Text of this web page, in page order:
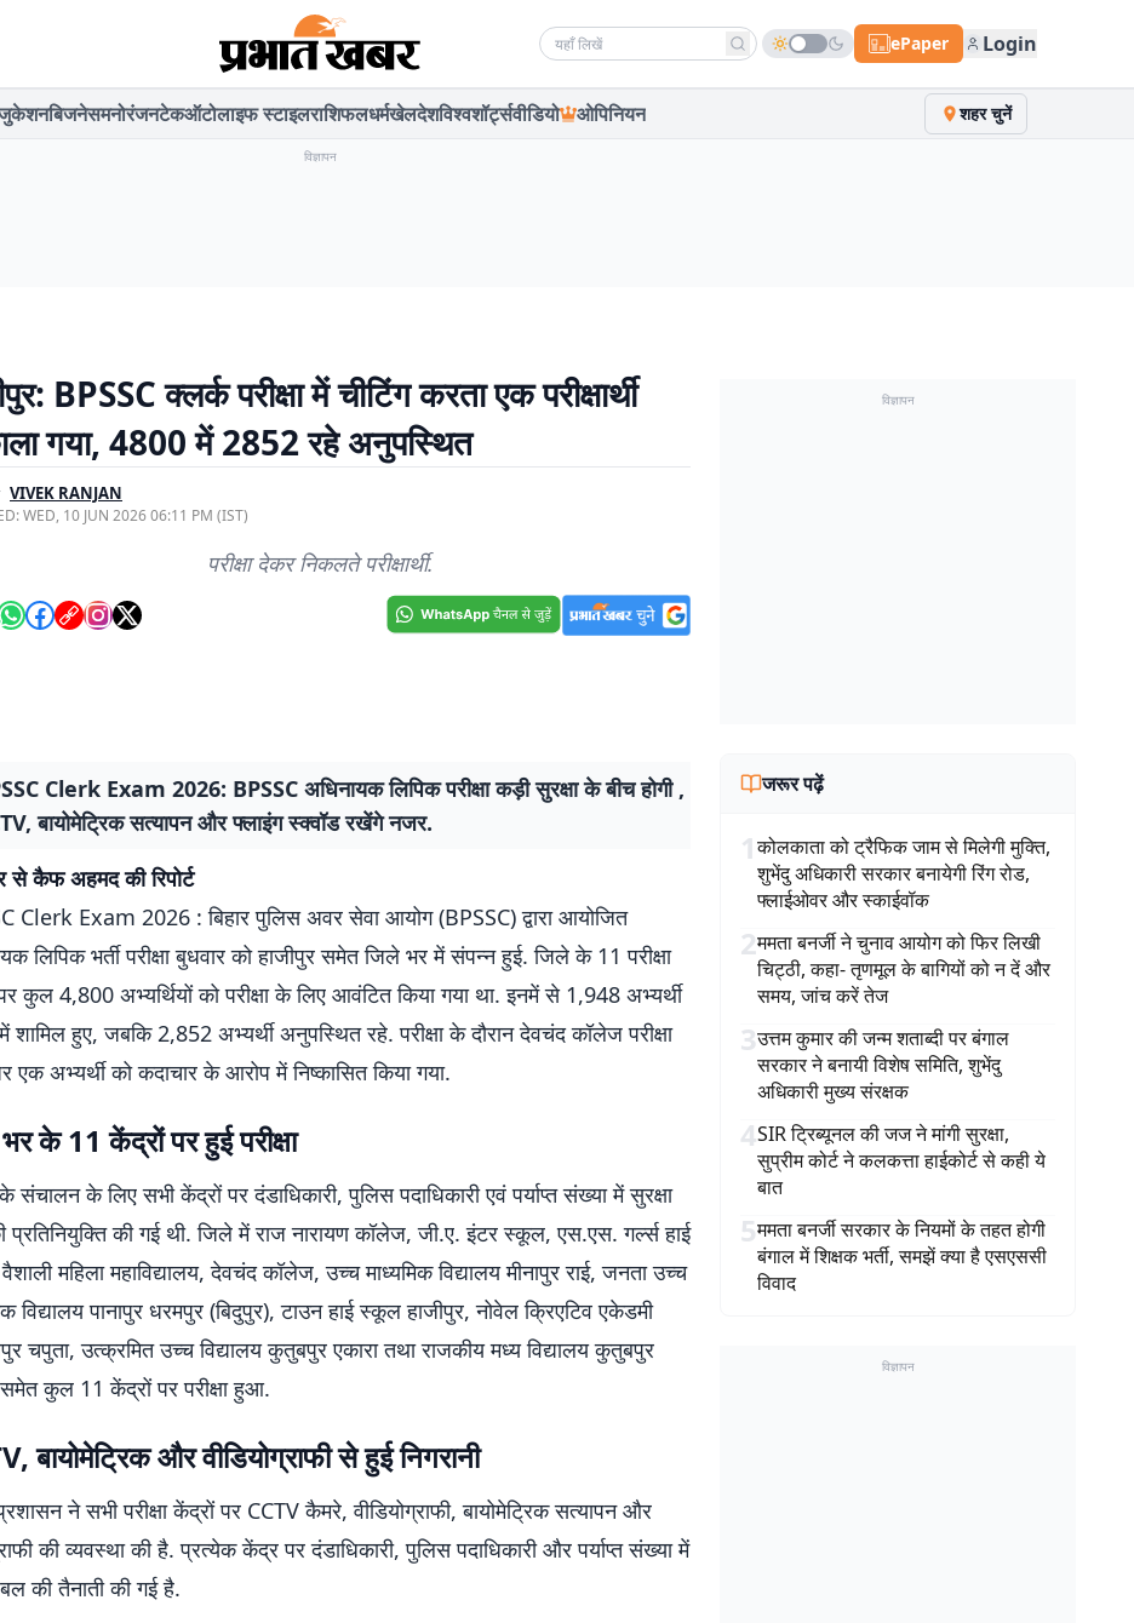
Search news ePaper Login
बिजनेसमनोरंजनटेकऑटोलाइफ स्टाइलराशिफलधर्मखेलदेशविश्वशॉर्ट्सवीडियो ओपिनियन शहर चुनें
विज्ञापन
BPSSC क्लर्क परीक्षा में चीटिंग करता एक परीक्षार्थी
गया, 4800 में 2852 रहे अनुपस्थित
VIVEK RANJAN
WED, 10 JUN 2026 06:11 PM (IST)
परीक्षा देकर निकलते परीक्षार्थी.
Clerk Exam 2026: BPSSC अधिनायक लिपिक परीक्षा कड़ी सुरक्षा के बीच होगी ,
बायोमेट्रिक सत्यापन और फ्लाइंग स्क्वॉड रखेंगे नजर.
से कैफ अहमद की रिपोर्ट
Clerk Exam 2026 : बिहार पुलिस अवर सेवा आयोग (BPSSC) द्वारा आयोजित
लिपिक भर्ती परीक्षा बुधवार को हाजीपुर समेत जिले भर में संपन्न हुई. जिले के 11 परीक्षा
कुल 4,800 अभ्यर्थियों को परीक्षा के लिए आवंटित किया गया था. इनमें से 1,948 अभ्यर्थी
में शामिल हुए, जबकि 2,852 अभ्यर्थी अनुपस्थित रहे. परीक्षा के दौरान देवचंद कॉलेज परीक्षा
एक अभ्यर्थी को कदाचार के आरोप में निष्कासित किया गया.
के 11 केंद्रों पर हुई परीक्षा
के संचालन के लिए सभी केंद्रों पर दंडाधिकारी, पुलिस पदाधिकारी एवं पर्याप्त संख्या में सुरक्षा
प्रतिनियुक्ति की गई थी. जिले में राज नारायण कॉलेज, जी.ए. इंटर स्कूल, एस.एस. गर्ल्स हाई
महिला महाविद्यालय, देवचंद कॉलेज, उच्च माध्यमिक विद्यालय मीनापुर राई, जनता उच्च
विद्यालय पानापुर धरमपुर (बिदुपुर), टाउन हाई स्कूल हाजीपुर, नोवेल क्रिएटिव एकेडमी
चपुता, उत्क्रमित उच्च विद्यालय कुतुबपुर एकारा तथा राजकीय मध्य विद्यालय कुतुबपुर
समेत कुल 11 केंद्रों पर परीक्षा हुआ.
बायोमेट्रिक और वीडियोग्राफी से हुई निगरानी
ने सभी परीक्षा केंद्रों पर CCTV कैमरे, वीडियोग्राफी, बायोमेट्रिक सत्यापन और
की व्यवस्था की है. प्रत्येक केंद्र पर दंडाधिकारी, पुलिस पदाधिकारी और पर्याप्त संख्या में
की तैनाती की गई है.
विज्ञापन
जरूर पढ़ें
1कोलकाता को ट्रैफिक जाम से मिलेगी मुक्ति,
शुभेंदु अधिकारी सरकार बनायेगी रिंग रोड,
फ्लाईओवर और स्काईवॉक
2ममता बनर्जी ने चुनाव आयोग को फिर लिखी
चिट्ठी, कहा- तृणमूल के बागियों को न दें और
समय, जांच करें तेज
3उत्तम कुमार की जन्म शताब्दी पर बंगाल
सरकार ने बनायी विशेष समिति, शुभेंदु
अधिकारी मुख्य संरक्षक
4SIR ट्रिब्यूनल की जज ने मांगी सुरक्षा,
सुप्रीम कोर्ट ने कलकत्ता हाईकोर्ट से कही ये
बात
5ममता बनर्जी सरकार के नियमों के तहत होगी
बंगाल में शिक्षक भर्ती, समझें क्या है एसएससी
विवाद
विज्ञापन